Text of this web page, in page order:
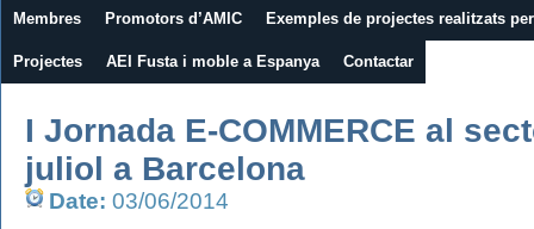
Membres Promotors d’AMIC Exemples de projectes realitzats
Projectes AEI Fusta i moble a Espanya Contactar
I Jornada E-COMMERCE al
juliol a Barcelona
Date: 03/06/2014